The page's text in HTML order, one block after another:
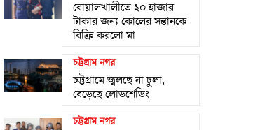
বোয়ালখালীতে ২০ হাজার
টাকার জন্য কোলের সন্তানকে
বিক্রি করলো মা
চট্টগ্রাম নগর
চট্টগ্রামে জ্বলছে না চুলা,
বেড়েছে লোডশেডিং
চট্টগ্রাম নগর